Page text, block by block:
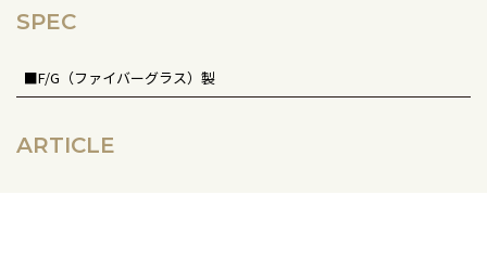
SPEC
■F/G（ファイバーグラス）製
ARTICLE